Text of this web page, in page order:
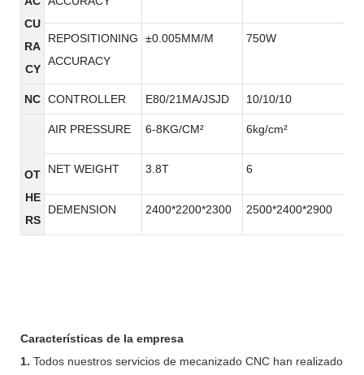
CU
RA
CY
REPOSITIONING
ACCURACY
±0.005MM/M 750W
NC CONTROLLER E80/21MA/JSJD 10/10/10
OT
HE
RS
AIR PRESSURE 6-8KG/CM² 6kg/cm²
NET WEIGHT 3.8T 6
DEMENSION 2400*2200*2300 2500*2400*2900
Características de la empresa
1. Todos nuestros servicios de mecanizado CNC han realizado